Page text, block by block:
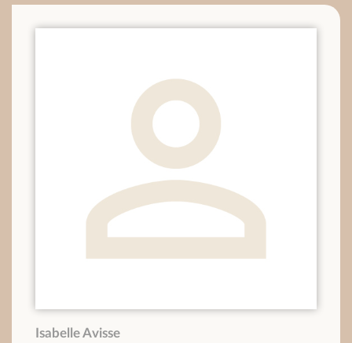
Isabelle Avisse